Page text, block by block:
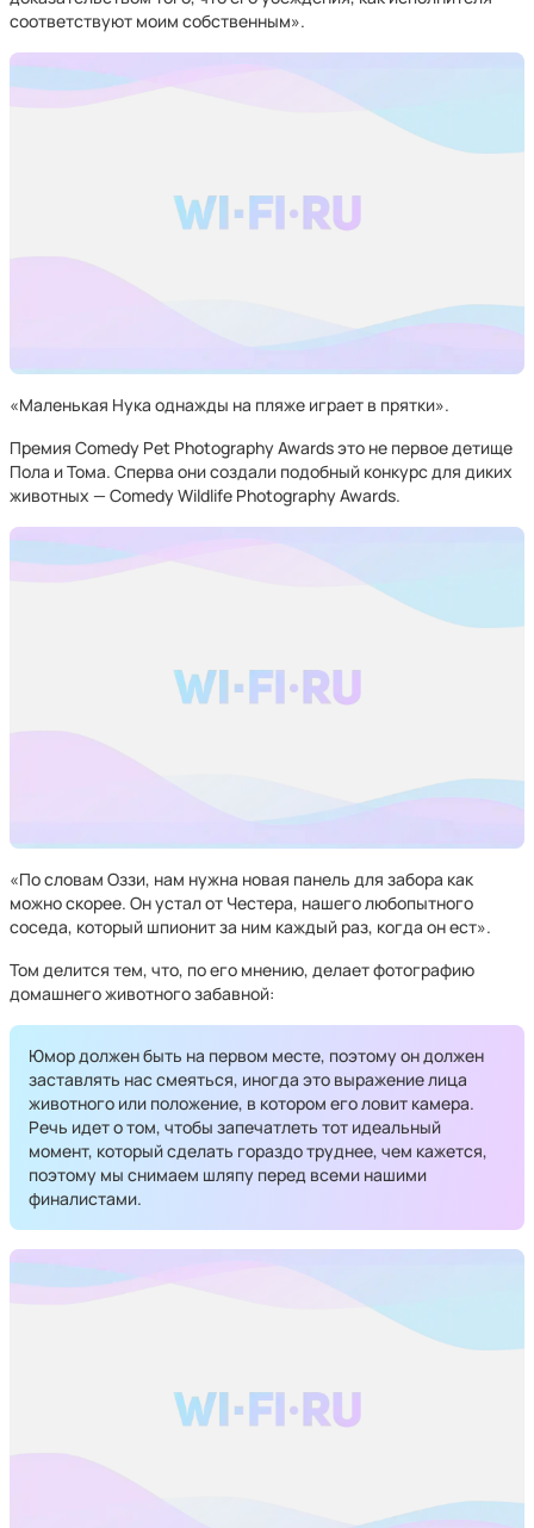
соответствуют моим собственным».
«Маленькая Нука однажды на пляже играет в прятки».
Премия Comedy Pet Photography Awards это не первое детище
Пола и Тома. Сперва они создали подобный конкурс для диких
животных — Comedy Wildlife Photography Awards.
«По словам Оззи, нам нужна новая панель для забора как
можно скорее. Он устал от Честера, нашего любопытного
соседа, который шпионит за ним каждый раз, когда он ест».
Том делится тем, что, по его мнению, делает фотографию
домашнего животного забавной:
Юмор должен быть на первом месте, поэтому он должен
заставлять нас смеяться, иногда это выражение лица
животного или положение, в котором его ловит камера.
Речь идет о том, чтобы запечатлеть тот идеальный
момент, который сделать гораздо труднее, чем кажется,
поэтому мы снимаем шляпу перед всеми нашими
финалистами.